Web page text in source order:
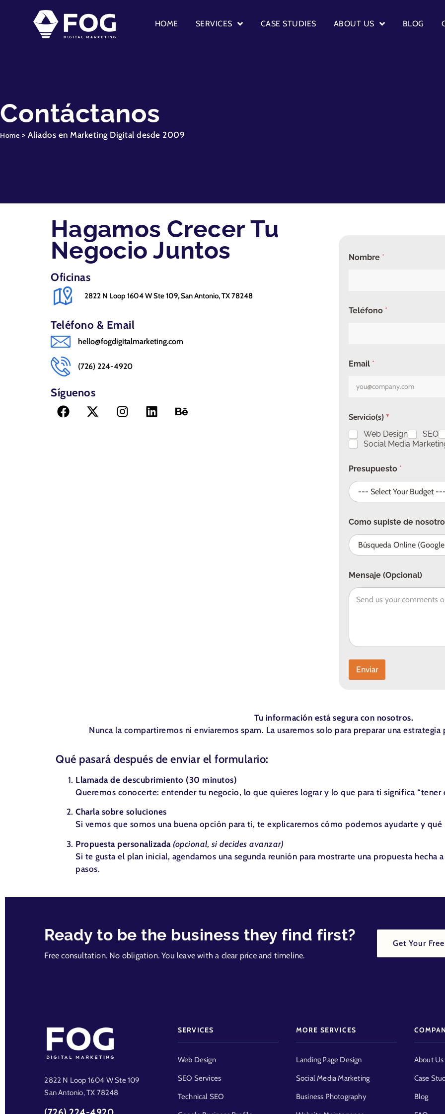
HOME SERVICES CASE STUDIES ABOUT US BLOG
Contáctanos
Home > Aliados en Marketing Digital desde 2009
Hagamos Crecer Tu
Negocio Juntos
Oficinas
2822 N Loop 1604 W Ste 109, San Antonio, TX 78248
Teléfono & Email
hello@fogdigitalmarketing.com
(726) 224-4920
Síguenos
Nombre *
Teléfono *
Email *
o
m
o
T
l
f
o
n
N
m
b
e
Servicio(s) *
Web Design
SEO
Social Media
Presupuesto *
Como supiste de
Mensaje (Opcional)
Enviar
Tu información está segura con nosotros.
Nunca la compartiremos ni enviaremos spam. La usaremos solo para preparar una
Qué pasará después de enviar el formulario:
Llamada de descubrimiento (30 minutos)
Queremos conocerte: entender tu negocio, lo que quieres lograr y lo que para ti significa “tener
Charla sobre soluciones
Si vemos que somos una buena opción para ti, te explicaremos cómo podemos ayudarte y qué
Propuesta personalizada (opcional, si decides avanzar)
Si te gusta el plan inicial, agendamos una segunda reunión para mostrarte una propuesta
pasos.
Ready to be the business they find first?
Free consultation. No obligation. You leave with a clear price and timeline.
Get Your
2822 N Loop 1604 W Ste 109
San Antonio, TX 78248
SERVICES
Web Design
SEO Services
Technical SEO
MORE SERVICES
Landing Page Design
Social Media Marketing
Business Photography
About Us
Case
Blog